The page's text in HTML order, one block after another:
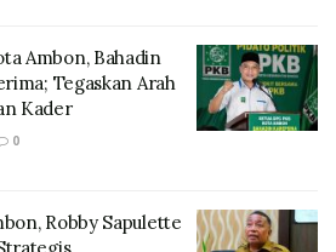
Ambon, Bahadin
Tegaskan Arah
Kader
0
Robby Sapulette